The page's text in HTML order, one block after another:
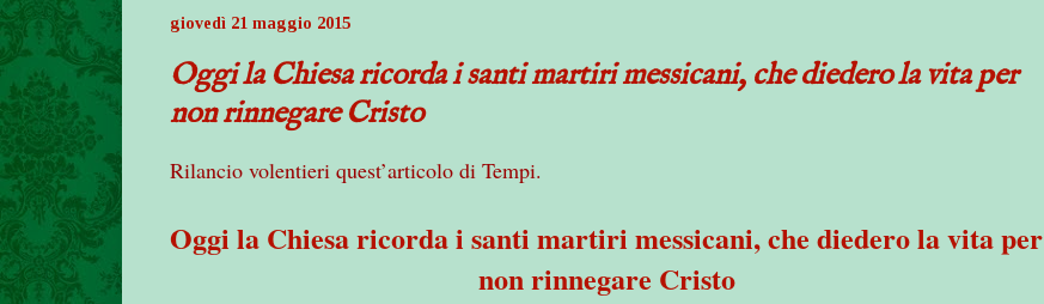
giovedì 21 maggio 2015
Oggi la Chiesa ricorda i santi martiri messicani, che diedero la vita per
non rinnegare Cristo
Rilancio volentieri quest’articolo di Tempi.
Oggi la Chiesaricorda i santi martiri messicani, che diedero la vita per
non rinnegare Cristo